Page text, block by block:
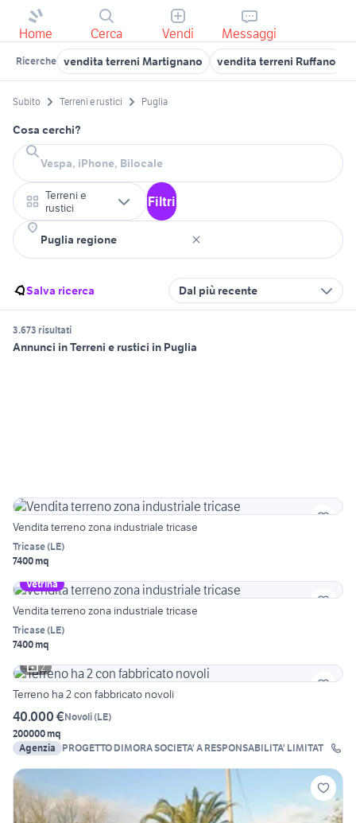
Home Cerca Vendi Messaggi
Ricerche vendita terreni Martignano vendita terreni Ruffano
Subito Terreni e rustici Puglia
Cosa cerchi?
Terreni e
rustici
Filtri
Salva ricerca Dal più recente
3.673 risultati
Annunci in Terreni e rustici in Puglia
Vendita terreno zona industriale tricase
Tricase(LE)
7400 mq
Vetrina
Vendita terreno zona industriale tricase
Tricase(LE)
7400 mq
2
Terreno ha 2 con fabbricato novoli
40.000 €Novoli(LE)
200000 mq
Agenzia
PROGETTO DIMORA SOCIETA' A RESPONSABILITA' LIMITAT